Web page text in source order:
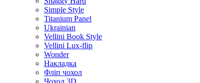
Simple Style
Titanium Panel
Ukrainian
Vellini Book Style
Vellini Lux-flip
Wonder
Накладка
Фліп чохол